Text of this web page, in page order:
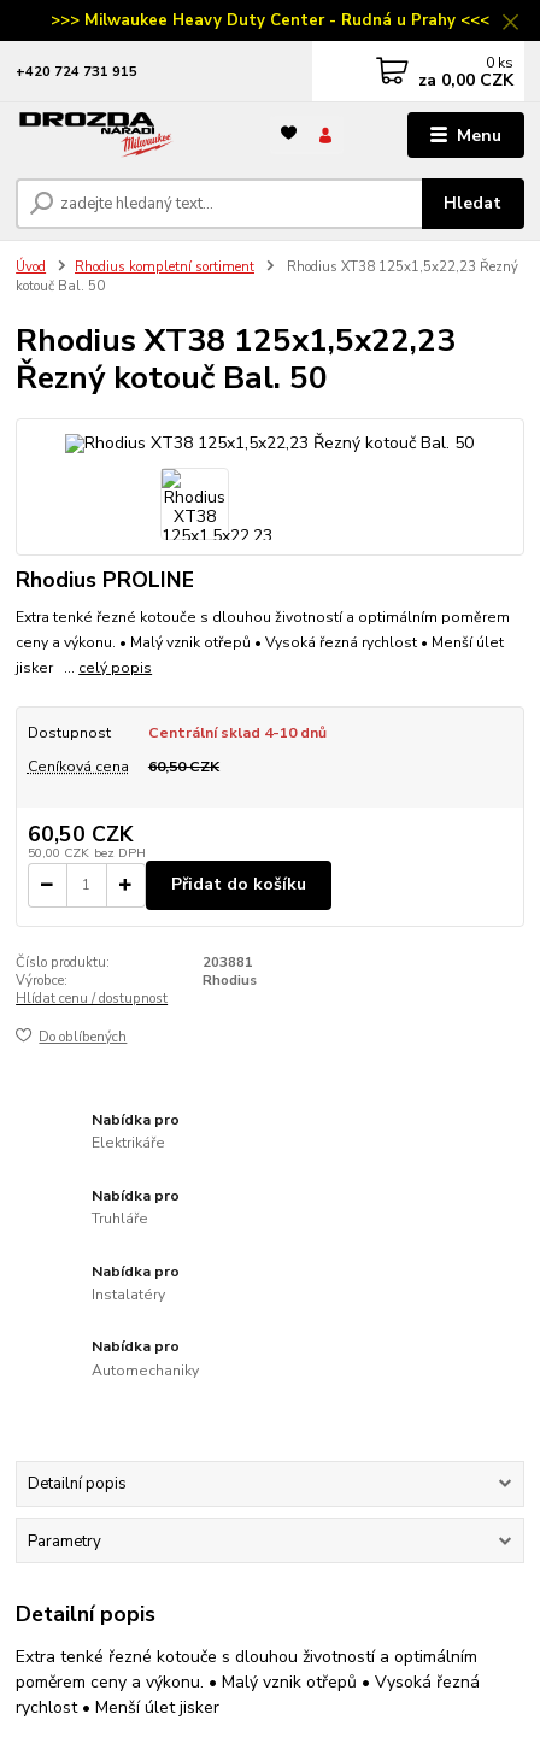
>>> Milwaukee Heavy Duty Center - Rudná u Prahy <<<
Menu
Hledat
‭+420 724 731 915 0 ks
za 0,00 CZK
Úvod Rhodius kompletní sortiment
Rhodius XT38 125x1,5x22,23 Řezný
kotouč Bal. 50
Rhodius XT38 125x1,5x22,23
Řezný kotouč Bal. 50
Rhodius PROLINE
Extra tenké řezné kotouče s dlouhou životností a optimálním poměrem
ceny a výkonu. • Malý vznik otřepů • Vysoká řezná rychlost • Menší úlet
jisker ... celý popis
Dostupnost
Centrální sklad 4-10 dnů
Ceníková cena
60,50 CZK
60,50 CZK
50,00 CZK bez DPH
Přidat do košíku
Číslo produktu:
203881
Výrobce:
Rhodius
Hlídat cenu / dostupnost
Do oblíbených
Nabídka pro
Elektrikáře
Nabídka pro
Truhláře
Nabídka pro
Instalatéry
Nabídka pro
Automechaniky
Detailní popis
Parametry
Detailní popis
Extra tenké řezné kotouče s dlouhou životností a optimálním
poměrem ceny a výkonu. • Malý vznik otřepů • Vysoká řezná
rychlost • Menší úlet jisker